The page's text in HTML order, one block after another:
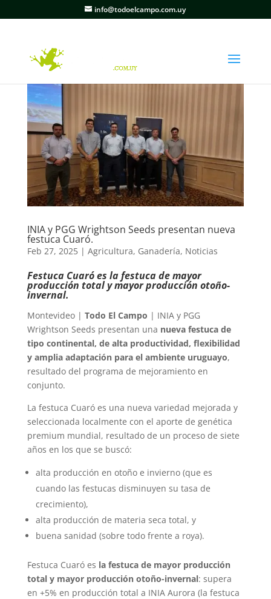
info@todoelcampo.com.uy
INIA y PGG Wrightson Seeds presentan nueva
festuca Cuaró.
Feb 27, 2025| Agricultura, Ganadería, Noticias
Festuca Cuaró es la festuca de mayor
producción total y mayor producción otoño-
invernal.
Montevideo | Todo El Campo | INIA y PGG
Wrightson Seeds presentan una nueva festuca de
tipo continental, de alta productividad, flexibilidad
y amplia adaptación para el ambiente uruguayo,
resultado del programa de mejoramiento en
conjunto.
La festuca Cuaró es una nueva variedad mejorada y
seleccionada localmente con el aporte de genética
premium mundial, resultado de un proceso de siete
años en los que se buscó:
alta producción en otoño e invierno (que es
cuando las festucas disminuyen su tasa de
crecimiento),
alta producción de materia seca total, y
buena sanidad (sobre todo frente a roya).
Festuca Cuaró es la festuca de mayor producción
total y mayor producción otoño-invernal: supera
en +5% en producción total a INIA Aurora (la festuca